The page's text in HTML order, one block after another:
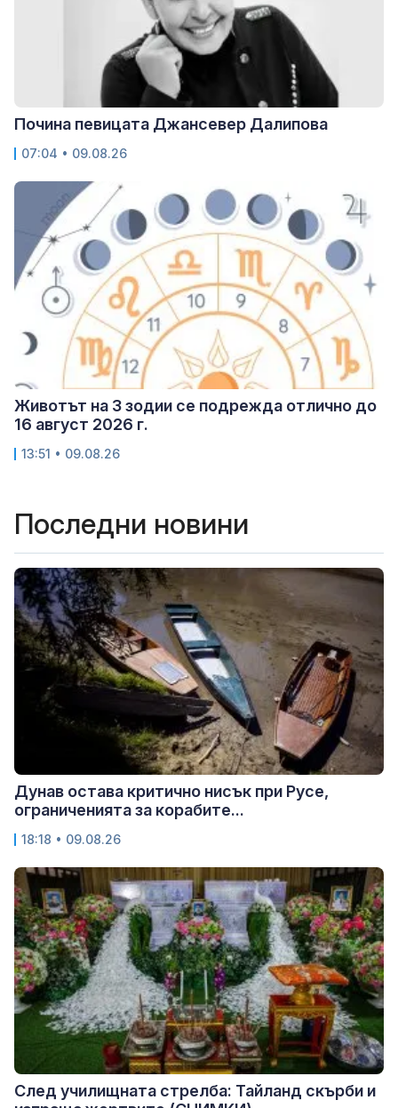
Почина певицата Джансевер Далипова
07:04 • 09.08.26
Животът на 3 зодии се подрежда отлично до
16 август 2026 г.
13:51 • 09.08.26
Последни новини
Дунав остава критично нисък при Русе,
ограниченията за корабите...
18:18 • 09.08.26
След училищната стрелба: Тайланд скърби и